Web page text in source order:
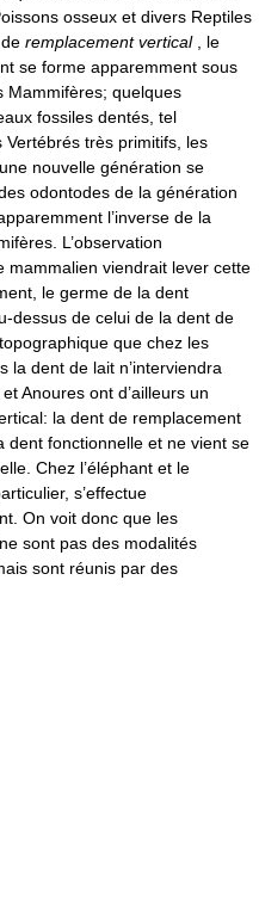
osseux et divers Reptiles
remplacement vertical, le
se forme apparemment sous
Mammifères; quelques
fossiles dentés, tel
très primitifs, les
nouvelle génération se
odontodes de la génération
l’inverse de la
L’observation
mammalien viendrait lever cette
le germe de la dent
dessus de celui de la dent de
que chez les
la dent de lait n’interviendra
Anoures ont d’ailleurs un
la dent de remplacement
dent fonctionnelle et ne vient se
Chez l’éléphant et le
s’effectue
On voit donc que les
sont pas des modalités
sont réunis par des